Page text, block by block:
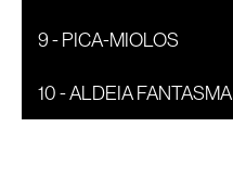
9 - PICA-MIOLOS
10 - ALDEIA FANTASMA